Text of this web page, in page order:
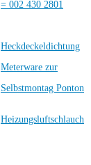
= 002 430 2801
Heckdeckeldichtung
Meterware zur
Selbstmontag Ponton
Heizungsluftschlauch